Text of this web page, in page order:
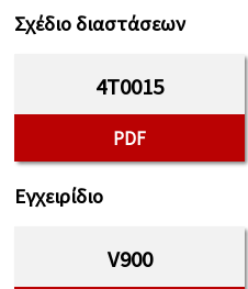
Σχέδιο διαστάσεων
4T0015
PDF
Εγχειρίδιο
V900